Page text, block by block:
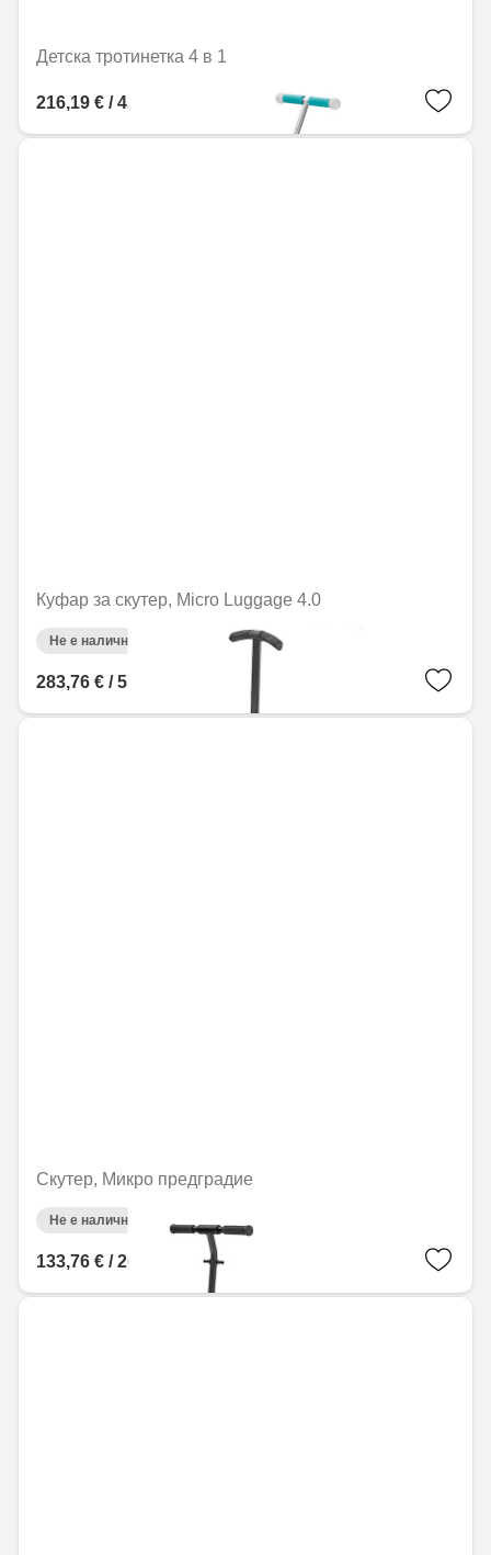
Детска тротинетка 4 в 1
216,19 € / 422,83 лв.
Куфар за скутер, Micro Luggage 4.0
Не е налично онлайн
283,76 € / 554,99 лв.
Скутер, Микро предградие
Не е налично онлайн
133,76 € / 261,62 лв.